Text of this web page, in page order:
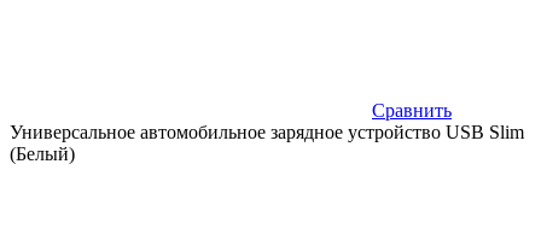
Сравнить
Универсальное автомобильное зарядное устройство USB Slim
(Белый)